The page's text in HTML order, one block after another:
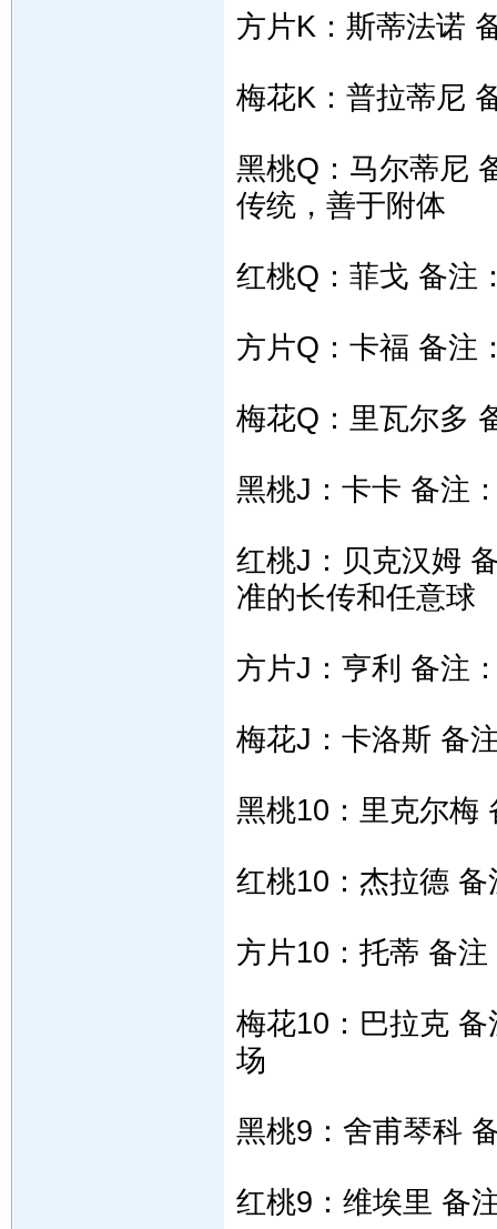
方片K：斯蒂法诺
梅花K：普拉蒂尼
黑桃Q：马尔蒂尼
传统，善于附体
红桃Q：菲戈 备注
方片Q：卡福 备注
梅花Q：里瓦尔多
黑桃J：卡卡 备注
红桃J：贝克汉姆
准的长传和任意球
方片J：亨利 备注
梅花J：卡洛斯 备
黑桃10：里克尔梅
红桃10：杰拉德
方片10：托蒂 备
梅花10：巴拉克
场
黑桃9：舍甫琴科
红桃9：维埃里 备